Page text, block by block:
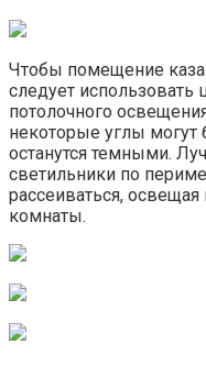
Чтобы помещение
следует использовать
потолочного
некоторые углы
останутся темными.
светильники по
рассеиваться,
комнаты.